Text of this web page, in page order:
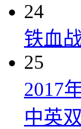
24
铁血
25
2017
中英